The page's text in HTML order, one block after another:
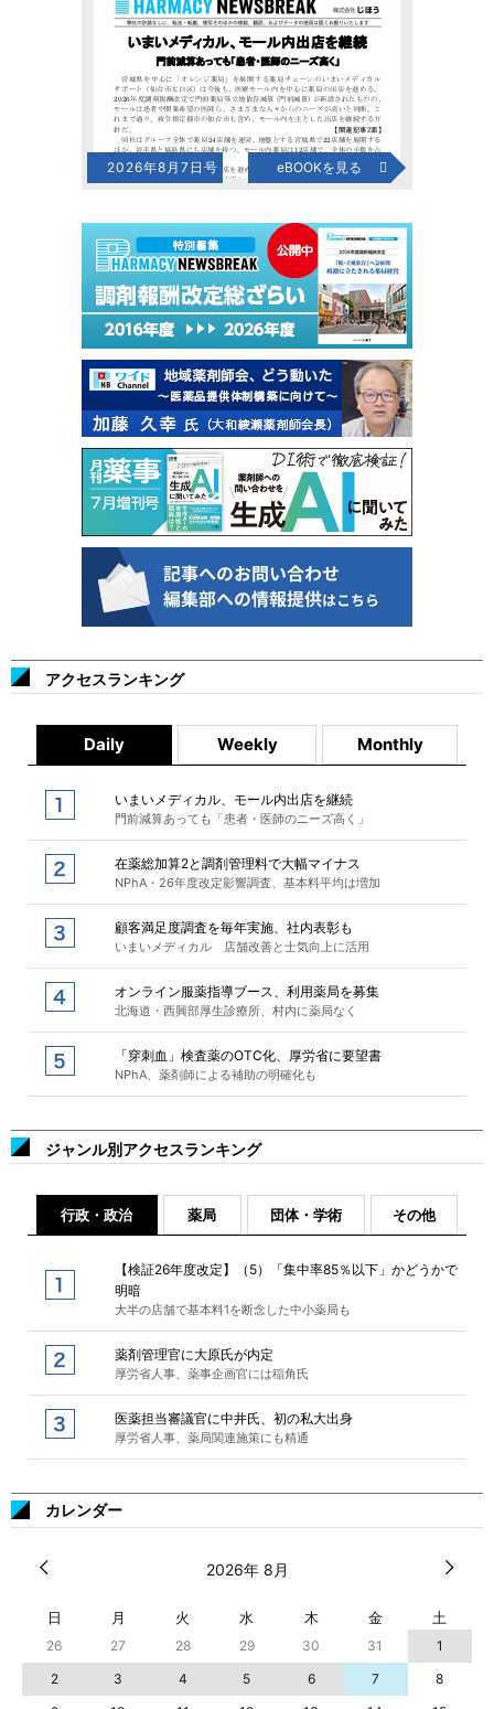
2026年8月7日号 eBOOKを見る
アクセスランキング
Daily Weekly Monthly
いまいメディカル、モール内出店を継続
門前減算あっても「患者・医師のニーズ高く」
在薬総加算2と調剤管理料で大幅マイナス
NPhA・26年度改定影響調査、基本料平均は増加
顧客満足度調査を毎年実施、社内表彰も
いまいメディカル 店舗改善と士気向上に活用
オンライン服薬指導ブース、利用薬局を募集
北海道・西興部厚生診療所、村内に薬局なく
「穿刺血」検査薬のOTC化、厚労省に要望書
NPhA、薬剤師による補助の明確化も
ジャンル別アクセスランキング
行政・政治 薬局 団体・学術 その他
【検証26年度改定】（5）「集中率85％以下」かどうかで
明暗
大半の店舗で基本料1を断念した中小薬局も
薬剤管理官に大原氏が内定
厚労省人事、薬事企画官には稲角氏
医薬担当審議官に中井氏、初の私大出身
厚労省人事、薬局関連施策にも精通
カレンダー
2026年 8月
日 月 火 水 木 金 土
26 27 28 29 30 31
1
2
3 4 5 6 7
8